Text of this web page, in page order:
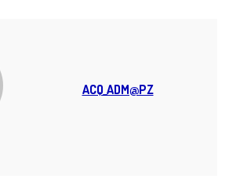
ACQ_ADM@PZ